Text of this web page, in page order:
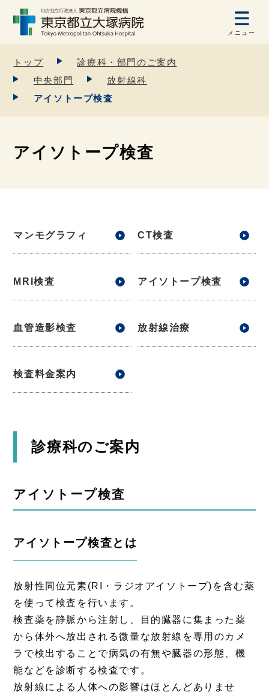
メニュー
トップ
診療科・部門のご案内
中央部門
放射線科
アイソトープ検査
アイソトープ検査
マンモグラフィ CT検査
MRI検査 アイソトープ検査
血管造影検査 放射線治療
検査料金案内
診療科のご案内
アイソトープ検査
アイソトープ検査とは
放射性同位元素(RI・ラジオアイソトープ)を含む薬
を使って検査を行います。
検査薬を静脈から注射し、目的臓器に集まった薬
から体外へ放出される微量な放射線を専用のカメ
ラで検出することで病気の有無や臓器の形態、機
能などを診断する検査です。
放射線による人体への影響はほとんどありませ